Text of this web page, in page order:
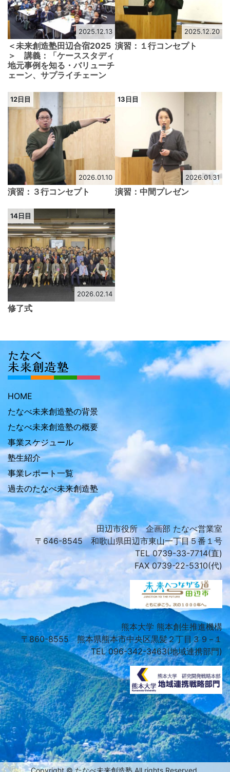
2025.12.13
＜未来創造塾田辺合宿2025
＞ 講義：「ケーススタディ
地元事例を知る・バリューチ
ェーン、サプライチェーン
2025.12.20
演習：１行コンセプト
12日目
2026.01.10
演習：３行コンセプト
13日目
2026.01.31
演習：中間プレゼン
14日目
2026.02.14
修了式
HOME
たなべ未来創造塾の背景
たなべ未来創造塾の概要
事業スケジュール
塾生紹介
事業レポート一覧
過去のたなべ未来創造塾
田辺市役所 企画部 たなべ営業室
〒646-8545 和歌山県田辺市東山一丁目５番１号
TEL 0739-33-7714(直)
FAX 0739-22-5310(代)
熊本大学 熊本創生推進機構
〒860-8555 熊本県熊本市中央区黒髪２丁目３９−１
TEL 096-342-3463(地域連携部門)